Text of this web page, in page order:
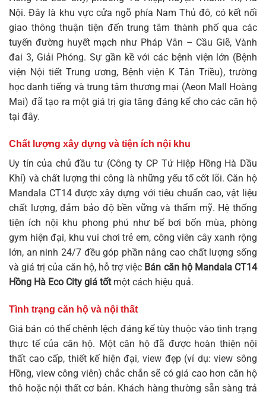
Nội. Đây là khu vực cửa ngõ phía Nam Thủ đô, có kết nối
giao thông thuận tiện đến trung tâm thành phố qua các
tuyến đường huyết mạch như Pháp Vân – Cầu Giẽ, Vành
đai 3, Giải Phóng. Sự gần kề với các bệnh viện lớn (Bệnh
viện Nội tiết Trung ương, Bệnh viện K Tân Triều), trường
học danh tiếng và trung tâm thương mại (Aeon Mall Hoàng
Mai) đã tạo ra một giá trị gia tăng đáng kể cho các căn hộ
tại đây.
Chất lượng xây dựng và tiện ích nội khu
Uy tín của chủ đầu tư (Công ty CP Tứ Hiệp Hồng Hà Dầu
Khí) và chất lượng thi công là những yếu tố cốt lõi. Căn hộ
Mandala CT14 được xây dựng với tiêu chuẩn cao, vật liệu
chất lượng, đảm bảo độ bền vững và thẩm mỹ. Hệ thống
tiện ích nội khu phong phú như bể bơi bốn mùa, phòng
gym hiện đại, khu vui chơi trẻ em, công viên cây xanh rộng
lớn, an ninh 24/7 đều góp phần nâng cao chất lượng sống
và giá trị của căn hộ, hỗ trợ việc Bán căn hộ Mandala CT14
Hồng Hà Eco City giá tốtmột cách hiệu quả.
Tình trạng căn hộ và nội thất
Giá bán có thể chênh lệch đáng kể tùy thuộc vào tình trạng
thực tế của căn hộ. Một căn hộ đã được hoàn thiện nội
thất cao cấp, thiết kế hiện đại, view đẹp (ví dụ: view sông
Hồng, view công viên) chắc chắn sẽ có giá cao hơn căn hộ
thô hoặc nội thất cơ bản. Khách hàng thường sẵn sàng trả